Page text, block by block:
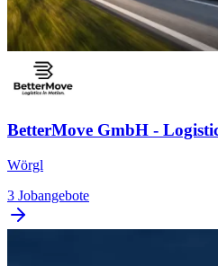
BetterMove GmbH -
Wörgl
3 Jobangebote